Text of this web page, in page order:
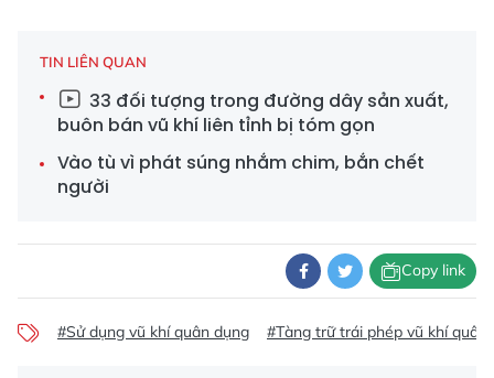
TIN LIÊN QUAN
33 đối tượng trong đường dây sản xuất,
buôn bán vũ khí liên tỉnh bị tóm gọn
Vào tù vì phát súng nhắm chim, bắn chết
người
Copy link
#Sử dụng vũ khí quân dụng #Tàng trữ trái phép vũ khí quân